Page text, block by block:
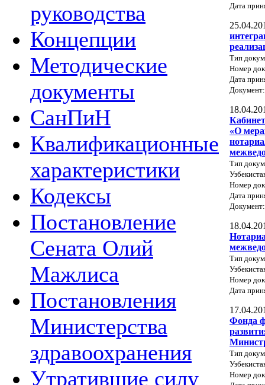
руководства
Концепции
Методические
документы
СанПиН
Квалификационные
характеристики
Кодексы
Постановление
Сената Олий
Мажлиса
Постановления
Министерства
здравоохранения
Утратившие силу
Дата
Тип
Номер
Дата
«О
Тип
Номер
Дата
Тип
Номер
Дата
Фонда
Тип
Номер